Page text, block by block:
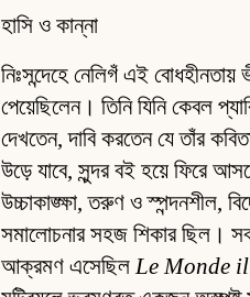
হাসি ও কান্না
নিঃসন্দেহে নেলিগঁ এই বোধহীনতায়
পেয়েছিলেন। তিনি যিনি কেবল
দেখতেন, দাবি করতেন যে তাঁর
উড়ে যাবে, সুন্দর বই হয়ে ফিরে
উচ্চাকাঙ্ক্ষা, তরুণ ও স্পন্দনশীল,
সমালোচনার সহজ শিকার ছিল।
আক্রমণ এসেছিলLe Monde